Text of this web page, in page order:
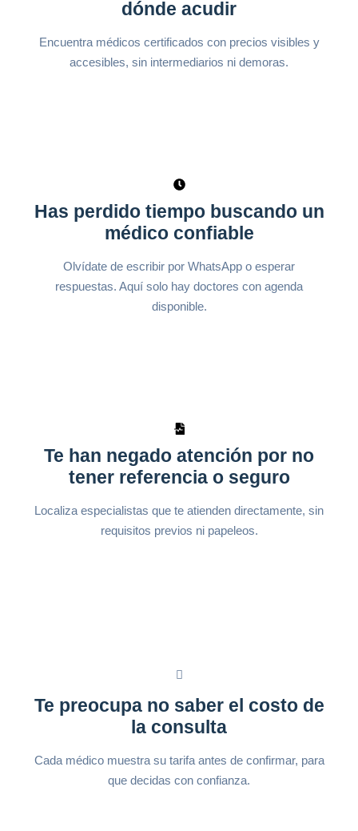
dónde acudir
Encuentra médicos certificados con precios visibles y
accesibles, sin intermediarios ni demoras.
Has perdido tiempo buscando un
médico confiable
Olvídate de escribir por WhatsApp o esperar
respuestas. Aquí solo hay doctores con agenda
disponible.
Te han negado atención por no
tener referencia o seguro
Localiza especialistas que te atienden directamente, sin
requisitos previos ni papeleos.
Te preocupa no saber el costo de
la consulta
Cada médico muestra su tarifa antes de confirmar, para
que decidas con confianza.